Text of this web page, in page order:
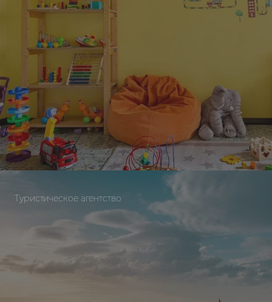
Туристическое агентство
Отправляя форму, Вы принимаете
политику